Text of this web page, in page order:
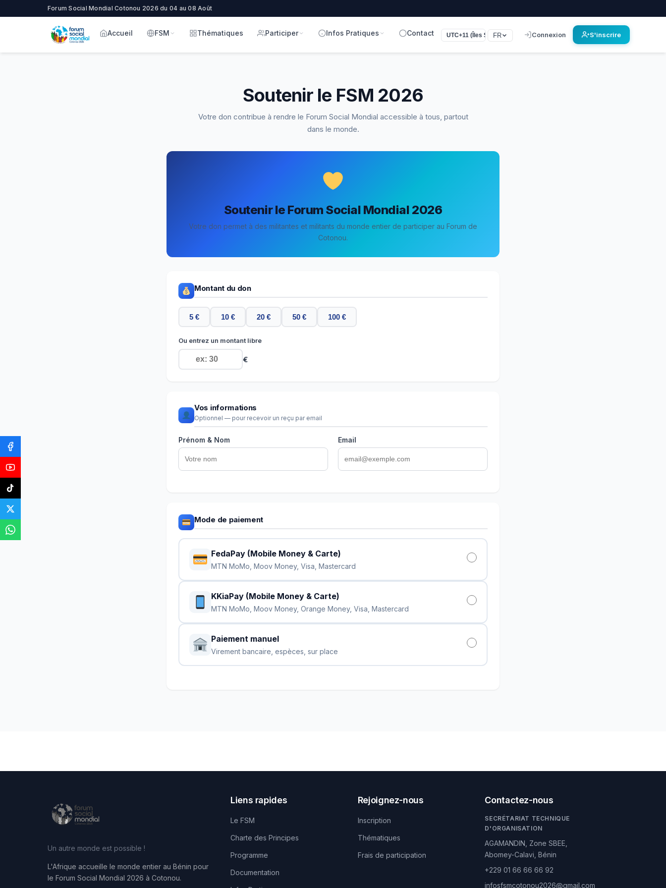
Forum Social Mondial Cotonou 2026 du 04 au 08 Août
Accueil FSM Thématiques Participer Infos Pratiques Contact UTC+11 (Îles Salomon)
FR Connexion S'inscrire
Soutenir le FSM 2026
Votre don contribue à rendre le Forum Social Mondial accessible à tous, partout
dans le monde.
Soutenir le Forum Social Mondial 2026
Votre don permet à des militantes et militants du monde entier de participer au Forum de
Cotonou.
Montant du don
5 € 10 € 20 € 50 € 100 €
Ou entrez un montant libre
€
Vos informations
Optionnel — pour recevoir un reçu par email
Prénom & Nom Email
Mode de paiement
FedaPay (Mobile Money & Carte)
MTN MoMo, Moov Money, Visa, Mastercard
KKiaPay (Mobile Money & Carte)
MTN MoMo, Moov Money, Orange Money, Visa, Mastercard
Paiement manuel
Virement bancaire, espèces, sur place
Un autre monde est possible !
L'Afrique accueille le monde entier au Bénin pour
le Forum Social Mondial 2026 à Cotonou.
Liens rapides
Le FSM
Charte des Principes
Programme
Documentation
Rejoignez-nous
Inscription
Thématiques
Frais de participation
Contactez-nous
SECRÉTARIAT TECHNIQUE
D'ORGANISATION
AGAMANDIN, Zone SBEE,
Abomey-Calavi, Bénin
+229 01 66 66 66 92
infosfsmcotonou2026@gmail.com